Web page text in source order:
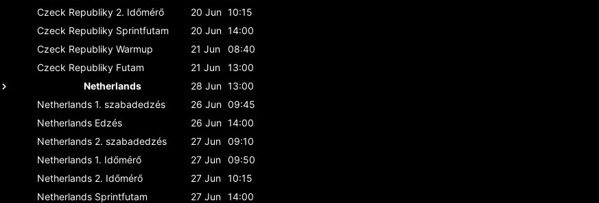
Czeck Republiky 2. Időmérő 20 Jun 10:15
Czeck Republiky Sprintfutam 20 Jun 14:00
Czeck Republiky Warmup 21 Jun
08:40
Czeck Republiky Futam 21 Jun
13:00
Netherlands
28 Jun 13:00
Netherlands 1. szabadedzés 26 Jun 09:45
Netherlands Edzés 26 Jun 14:00
Netherlands 2. szabadedzés 27 Jun 09:10
Netherlands 1. Időmérő 27 Jun 09:50
Netherlands 2. Időmérő 27 Jun 10:15
Netherlands Sprintfutam 27 Jun 14:00